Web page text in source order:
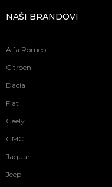
NAŠI BRANDOVI
Alfa Romeo
Citroen
Dacia
Fiat
Geely
GMC
Jaguar
Jeep